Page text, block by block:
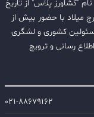
"کشاورز پلاس" از تاریخ
در برج میلاد با حضور بیش از
مسئولین کشوری و لشگری
رسانی و ترویج
۰۲۱-۸۸۶۷۹۱۶۲